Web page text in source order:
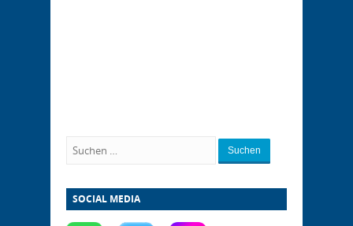
Suchen
SOCIAL MEDIA